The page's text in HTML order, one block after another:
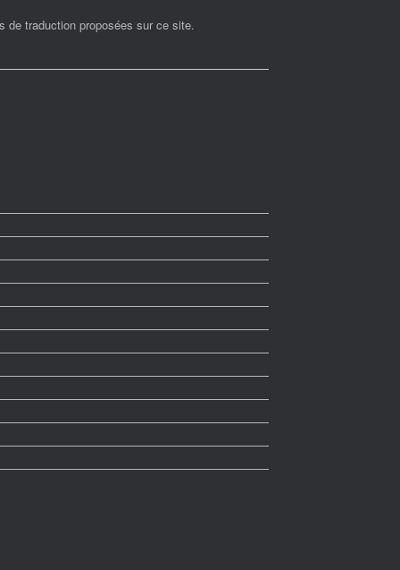
de traduction proposées sur ce site.